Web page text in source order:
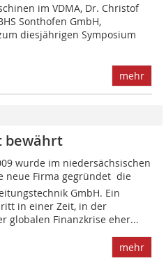
im VDMA, Dr. Christof
Sonthofen GmbH,
diesjährigen Symposium
mehr
bewährt
wurde im niedersächsischen
neue Firma gegründet  die
GmbH. Ein
in einer Zeit, in der
globalen Finanzkrise eher...
mehr